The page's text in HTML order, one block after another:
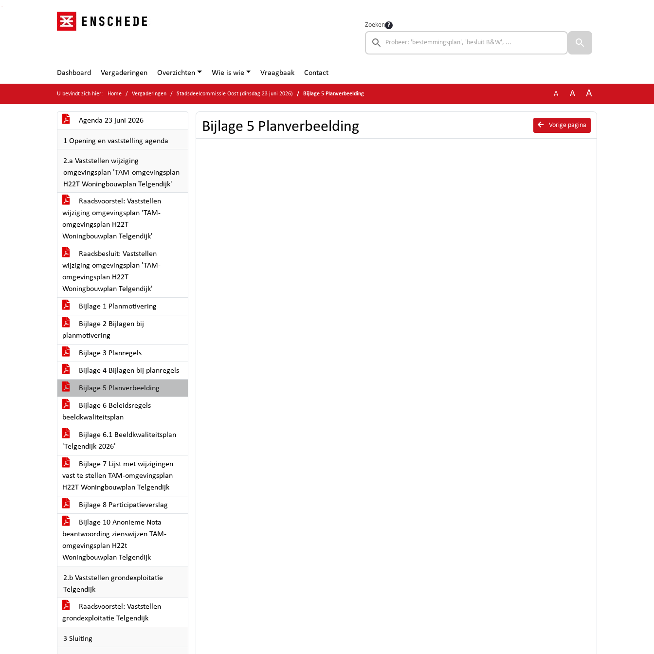
Ga naar de inhoud van deze pagina
Ga naar het zoeken
Ga naar het menu
Zoeken
Dashboard Vergaderingen Overzichten Wie is wie Vraagbaak Contact
U bevindt zich hier: Home Vergaderingen Stadsdeelcommissie Oost (dinsdag 23 juni 2026) Bijlage 5 Planverbeelding A A A
Agenda 23 juni 2026
1 Opening en vaststelling agenda
2.a Vaststellen wijziging
omgevingsplan 'TAM-omgevingsplan
H22T Woningbouwplan Telgendijk'
Raadsvoorstel: Vaststellen
wijziging omgevingsplan 'TAM-
omgevingsplan H22T
Woningbouwplan Telgendijk'
Raadsbesluit: Vaststellen
wijziging omgevingsplan 'TAM-
omgevingsplan H22T
Woningbouwplan Telgendijk'
Bijlage 1 Planmotivering
Bijlage 2 Bijlagen bij
planmotivering
Bijlage 3 Planregels
Bijlage 4 Bijlagen bij planregels
Bijlage 5 Planverbeelding
Bijlage 6 Beleidsregels
beeldkwaliteitsplan
Bijlage 6.1 Beeldkwaliteitsplan
'Telgendijk 2026'
Bijlage 7 Lijst met wijzigingen
vast te stellen TAM-omgevingsplan
H22T Woningbouwplan Telgendijk
Bijlage 8 Participatieverslag
Bijlage 10 Anonieme Nota
beantwoording zienswijzen TAM-
omgevingsplan H22t
Woningbouwplan Telgendijk
2.b Vaststellen grondexploitatie
Telgendijk
Raadsvoorstel: Vaststellen
grondexploitatie Telgendijk
3 Sluiting
Vorige pagina
Bijlage 5 Planverbeelding